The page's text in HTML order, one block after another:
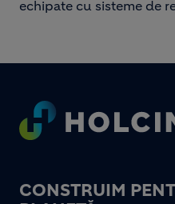
echipate cu sisteme de
Footer
CONSTRUIM